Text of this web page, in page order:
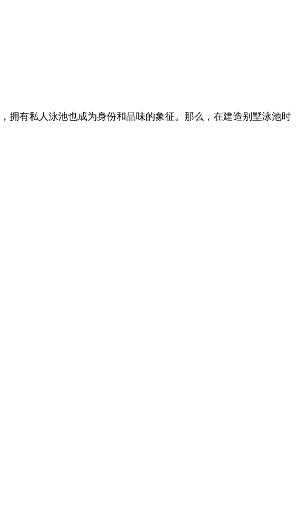
拥有私人泳池也成为身份和品味的象征。那么，在建造别墅泳池时